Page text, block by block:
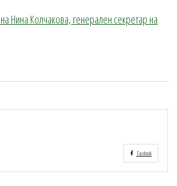
Нина Колчакова, генерален секретар на
Facebook